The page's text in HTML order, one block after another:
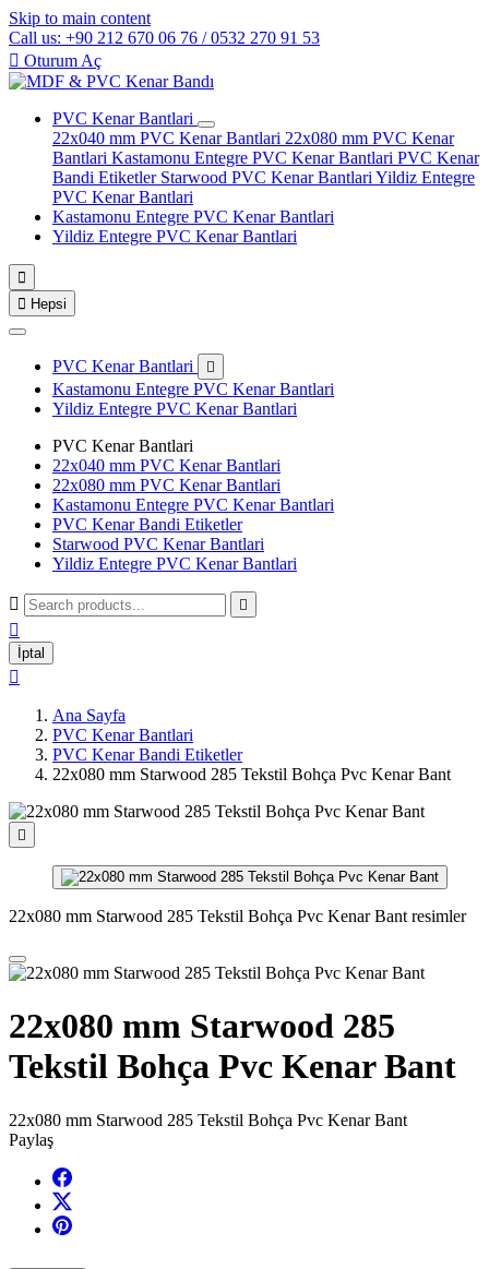
Skip to main content
Call us: +90 212 670 06 76 / 0532 270 91 53
 Oturum Aç
PVC Kenar Bantlari
22x040 mm PVC Kenar Bantlari 22x080 mm PVC Kenar
Bantlari Kastamonu Entegre PVC Kenar Bantlari PVC Kenar
Bandi Etiketler Starwood PVC Kenar Bantlari Yildiz Entegre
PVC Kenar Bantlari
Kastamonu Entegre PVC Kenar Bantlari
Yildiz Entegre PVC Kenar Bantlari

 Hepsi
PVC Kenar Bantlari 
Kastamonu Entegre PVC Kenar Bantlari
Yildiz Entegre PVC Kenar Bantlari
PVC Kenar Bantlari
22x040 mm PVC Kenar Bantlari
22x080 mm PVC Kenar Bantlari
Kastamonu Entegre PVC Kenar Bantlari
PVC Kenar Bandi Etiketler
Starwood PVC Kenar Bantlari
Yildiz Entegre PVC Kenar Bantlari
 

İptal

Ana Sayfa
PVC Kenar Bantlari
PVC Kenar Bandi Etiketler
22x080 mm Starwood 285 Tekstil Bohça Pvc Kenar Bant

22x080 mm Starwood 285 Tekstil Bohça Pvc Kenar Bant resimler
22x080 mm Starwood 285
Tekstil Bohça Pvc Kenar Bant
22x080 mm Starwood 285 Tekstil Bohça Pvc Kenar Bant
Paylaş